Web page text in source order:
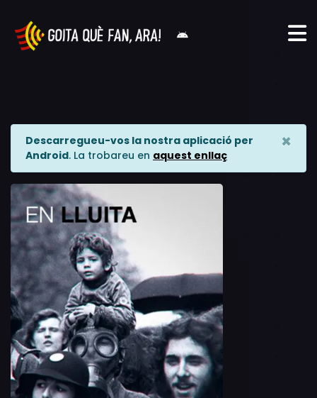
Descarregueu-vos la nostra aplicació per
Android. La trobareu en aquest enllaç
×